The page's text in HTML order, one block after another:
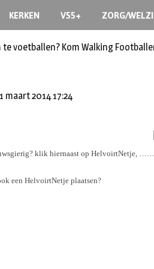
KERKEN V55+ ZORG/
voetballen? Kom Walking
maart 2014 17:24
klik hiernaast op HelvoirtNetje,
een HelvoirtNetje plaatsen?